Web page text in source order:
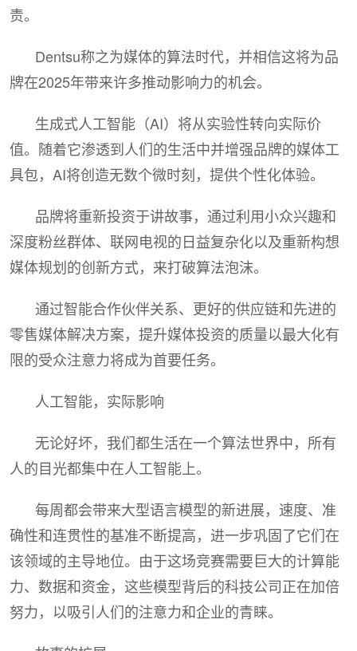
责。
Dentsu称之为媒体的算法时代，并相信这将为品
牌在2025年带来许多推动影响力的机会。
生成式人工智能（AI）将从实验性转向实际价
值。随着它渗透到人们的生活中并增强品牌的媒体工
具包，AI将创造无数个微时刻，提供个性化体验。
品牌将重新投资于讲故事，通过利用小众兴趣和
深度粉丝群体、联网电视的日益复杂化以及重新构想
媒体规划的创新方式，来打破算法泡沫。
通过智能合作伙伴关系、更好的供应链和先进的
零售媒体解决方案，提升媒体投资的质量以最大化有
限的受众注意力将成为首要任务。
人工智能，实际影响
无论好坏，我们都生活在一个算法世界中，所有
人的目光都集中在人工智能上。
每周都会带来大型语言模型的新进展，速度、准
确性和连贯性的基准不断提高，进一步巩固了它们在
该领域的主导地位。由于这场竞赛需要巨大的计算能
力、数据和资金，这些模型背后的科技公司正在加倍
努力，以吸引人们的注意力和企业的青睐。